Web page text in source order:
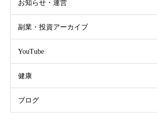
お知らせ・運営
副業・投資アーカイブ
YouTube
健康
ブログ